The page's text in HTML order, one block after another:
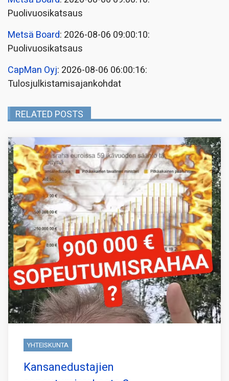
Puolivuosikatsaus
Metsä Board: 2026-08-06 09:00:10:
Puolivuosikatsaus
CapMan Oyj: 2026-08-06 06:00:16:
Tulosjulkistamisajankohdat
RELATED POSTS
YHTEISKUNTA
Kansanedustajien